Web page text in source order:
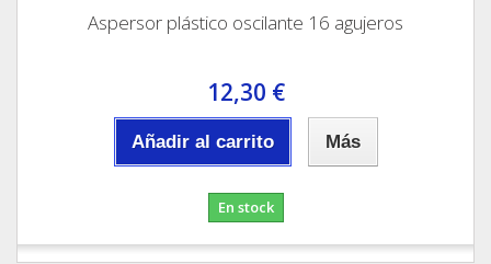
Aspersor plástico oscilante 16 agujeros
12,30 €
Añadir al carrito Más
En stock